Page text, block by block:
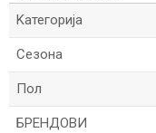
Kатегорија
Сезона
Пол
БРЕНДОВИ